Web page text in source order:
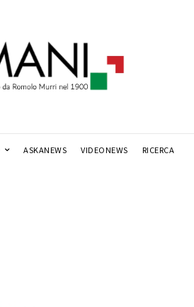
ASKANEWS VIDEONEWS RICERCA